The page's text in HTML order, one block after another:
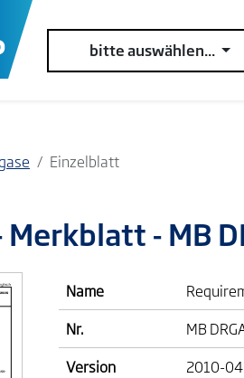
bitte auswählen...
Einzelblatt
Merkblatt - MB
Name
Nr.
MB
Version
2010-